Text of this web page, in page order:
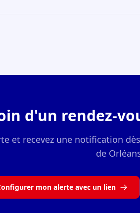
d'un rendez-
et recevez une notification
de
mon alerte avec un lien